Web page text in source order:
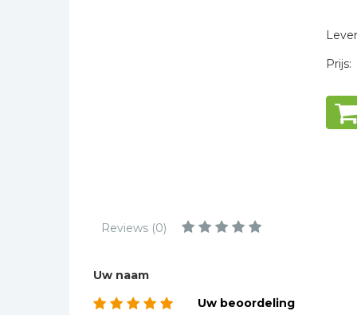
Wenskaarten
Prijs:
Reviews (0)
Uw naam
Uw beoordeling